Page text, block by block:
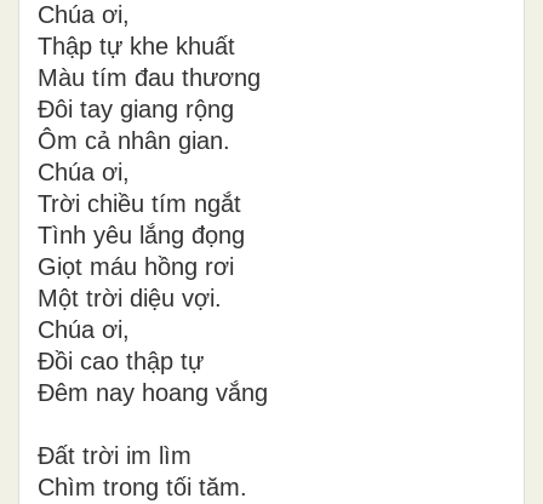
Chúa ơi,
Thập tự khe khuất
Màu tím đau thương
Đôi tay giang rộng
Ôm cả nhân gian.
Chúa ơi,
Trời chiều tím ngắt
Tình yêu lắng đọng
Giọt máu hồng rơi
Một trời diệu vợi.
Chúa ơi,
Đồi cao thập tự
Đêm nay hoang vắng
Đất trời im lìm
Chìm trong tối tăm.